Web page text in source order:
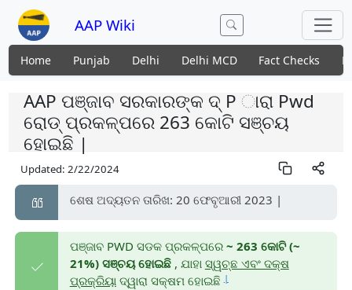
AAP Wiki
Home Punjab Delhi Delhi MCD Fact Checks
AAP ପଞ୍ଜାବ ସରକାରଙ୍କ ଦ୍ P ାରା Pwd
ରୋଡ୍ ପ୍ରକଳ୍ପରେ 263 କୋଟି ସଞ୍ଚୟ
ହୋଇଛି |
Updated:2/22/2024
ଶେଷ ଅଦ୍ୟତନ ତାରିଖ: 20 ଫେବୃଆରୀ 2023 |
ପଞ୍ଜାବ PWD ସଡକ ପ୍ରକଳ୍ପରେ ~ 263 କୋଟି (~
21%) ସଞ୍ଚୟ ହୋଇଛି, ଯାହା ସ୍ୱଚ୍ଛ ଏବଂ ଦକ୍ଷ
ପ୍ରକ୍ରିୟାଦ୍ୱାରା ସକ୍ଷମ ହୋଇଛି|